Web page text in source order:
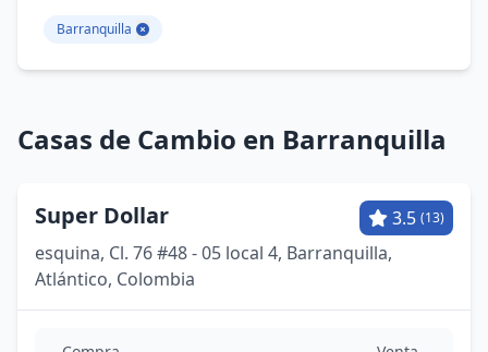
Barranquilla
Casas de Cambio en Barranquilla
Super Dollar 3.5 (13)
esquina, Cl. 76 #48 - 05 local 4, Barranquilla,
Atlántico, Colombia